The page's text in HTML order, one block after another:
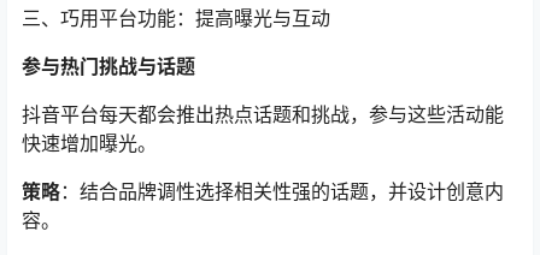
三、巧用平台功能：提高曝光与互动
参与热门挑战与话题
抖音平台每天都会推出热点话题和挑战，参与这些活动能
快速增加曝光。
策略：结合品牌调性选择相关性强的话题，并设计创意内
容。